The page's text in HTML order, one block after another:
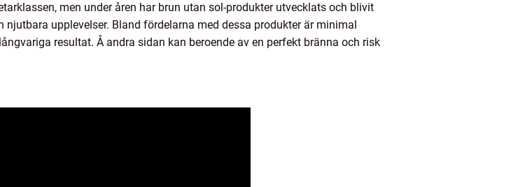
men under åren har brun utan sol-produkter utvecklats och blivit
upplevelser. Bland fördelarna med dessa produkter är minimal
resultat. Å andra sidan kan beroende av en perfekt bränna och risk